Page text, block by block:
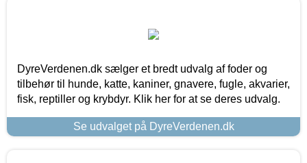
DyreVerdenen.dk sælger et bredt udvalg af foder og
tilbehør til hunde, katte, kaniner, gnavere, fugle, akvarier,
fisk, reptiller og krybdyr. Klik her for at se deres udvalg.
Se udvalget på DyreVerdenen.dk